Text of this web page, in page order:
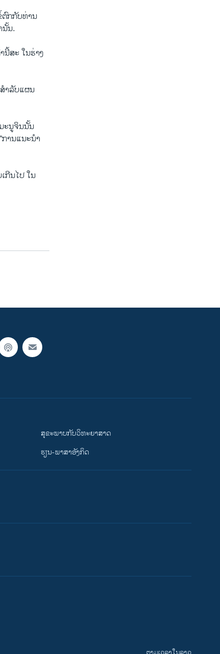
ຕົກກັບທ່ານ
ນ.
ນີ້ສະ ໃນຮ່າງ
ຳລັບແຜນ
ະນູຈິນນັ້ນ
ການແນະນຳ
ກີນໄປ ໃນ
ສຸຂະພາບກັບວິທະຍາສາດ
ຮຽນ-ພາສາອັງກິດ